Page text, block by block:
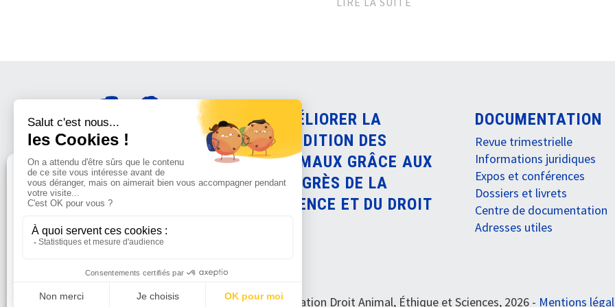
Gérer le consentement
audience et vous adresser des informations sur la LFDA lorsque
vous y consentez. Vous pouvez sélectionner ceux que vous
Accepter Refuser Voir les préférences
AMÉLIORER LA
CONDITION DES
ANIMAUX GRÂCE AUX
PROGRÈS DE LA
SCIENCE ET DU DROIT
DOCUMENTATION
Revue trimestrielle
Informations juridiques
Expos et conférences
Dossiers et livrets
Centre de documentation
Adresses utiles
© La Fondation Droit Animal, Éthique et Sciences, 2026 - Mentions